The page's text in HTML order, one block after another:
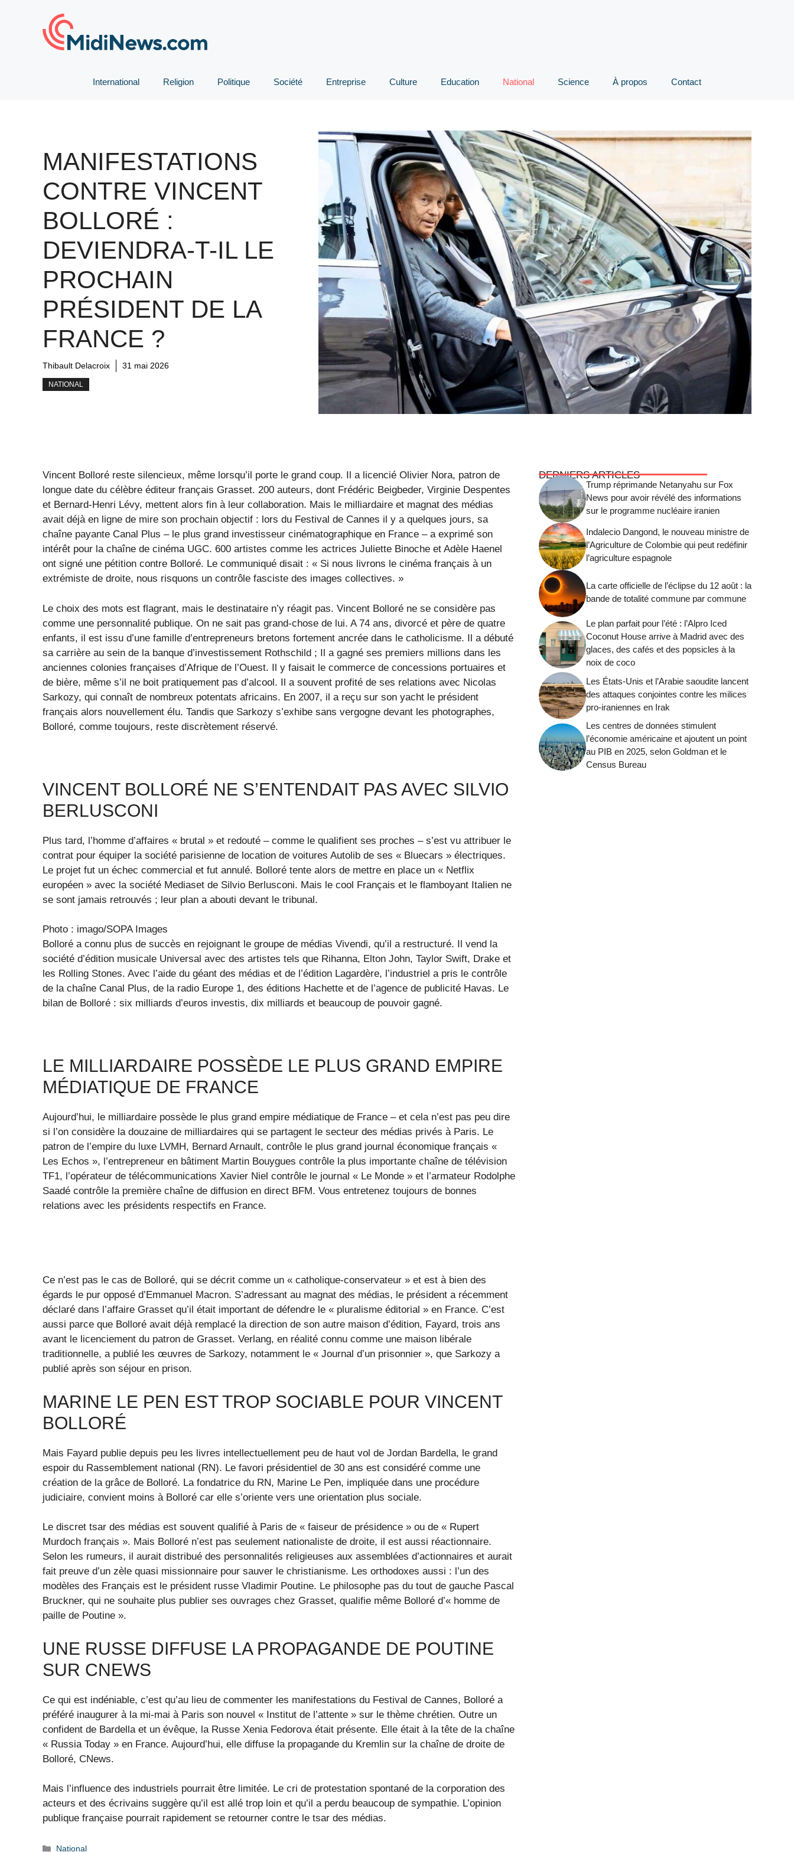
International Religion Politique Société Entreprise Culture Education National Science À propos Contact
MANIFESTATIONS
CONTRE VINCENT
BOLLORÉ :
DEVIENDRA-T-IL LE
PROCHAIN
PRÉSIDENT DE LA
FRANCE ?
Thibault Delacroix 31 mai 2026
NATIONAL
Vincent Bolloré reste silencieux, même lorsqu’il porte le grand coup. Il a licencié Olivier Nora, patron de
longue date du célèbre éditeur français Grasset. 200 auteurs, dont Frédéric Beigbeder, Virginie Despentes
et Bernard-Henri Lévy, mettent alors fin à leur collaboration. Mais le milliardaire et magnat des médias
avait déjà en ligne de mire son prochain objectif : lors du Festival de Cannes il y a quelques jours, sa
chaîne payante Canal Plus – le plus grand investisseur cinématographique en France – a exprimé son
intérêt pour la chaîne de cinéma UGC. 600 artistes comme les actrices Juliette Binoche et Adèle Haenel
ont signé une pétition contre Bolloré. Le communiqué disait : « Si nous livrons le cinéma français à un
extrémiste de droite, nous risquons un contrôle fasciste des images collectives. »
Le choix des mots est flagrant, mais le destinataire n’y réagit pas. Vincent Bolloré ne se considère pas
comme une personnalité publique. On ne sait pas grand-chose de lui. A 74 ans, divorcé et père de quatre
enfants, il est issu d’une famille d’entrepreneurs bretons fortement ancrée dans le catholicisme. Il a débuté
sa carrière au sein de la banque d’investissement Rothschild ; Il a gagné ses premiers millions dans les
anciennes colonies françaises d’Afrique de l’Ouest. Il y faisait le commerce de concessions portuaires et
de bière, même s’il ne boit pratiquement pas d’alcool. Il a souvent profité de ses relations avec Nicolas
Sarkozy, qui connaît de nombreux potentats africains. En 2007, il a reçu sur son yacht le président
français alors nouvellement élu. Tandis que Sarkozy s’exhibe sans vergogne devant les photographes,
Bolloré, comme toujours, reste discrètement réservé.
VINCENT BOLLORÉ NE S’ENTENDAIT PAS AVEC SILVIO
BERLUSCONI
Plus tard, l’homme d’affaires « brutal » et redouté – comme le qualifient ses proches – s’est vu attribuer le
contrat pour équiper la société parisienne de location de voitures Autolib de ses « Bluecars » électriques.
Le projet fut un échec commercial et fut annulé. Bolloré tente alors de mettre en place un « Netflix
européen » avec la société Mediaset de Silvio Berlusconi. Mais le cool Français et le flamboyant Italien ne
se sont jamais retrouvés ; leur plan a abouti devant le tribunal.
Photo : imago/SOPA Images
Bolloré a connu plus de succès en rejoignant le groupe de médias Vivendi, qu’il a restructuré. Il vend la
société d’édition musicale Universal avec des artistes tels que Rihanna, Elton John, Taylor Swift, Drake et
les Rolling Stones. Avec l’aide du géant des médias et de l’édition Lagardère, l’industriel a pris le contrôle
de la chaîne Canal Plus, de la radio Europe 1, des éditions Hachette et de l’agence de publicité Havas. Le
bilan de Bolloré : six milliards d’euros investis, dix milliards et beaucoup de pouvoir gagné.
LE MILLIARDAIRE POSSÈDE LE PLUS GRAND EMPIRE
MÉDIATIQUE DE FRANCE
Aujourd’hui, le milliardaire possède le plus grand empire médiatique de France – et cela n’est pas peu dire
si l’on considère la douzaine de milliardaires qui se partagent le secteur des médias privés à Paris. Le
patron de l’empire du luxe LVMH, Bernard Arnault, contrôle le plus grand journal économique français «
Les Echos », l’entrepreneur en bâtiment Martin Bouygues contrôle la plus importante chaîne de télévision
TF1, l’opérateur de télécommunications Xavier Niel contrôle le journal « Le Monde » et l’armateur Rodolphe
Saadé contrôle la première chaîne de diffusion en direct BFM. Vous entretenez toujours de bonnes
relations avec les présidents respectifs en France.
Ce n’est pas le cas de Bolloré, qui se décrit comme un « catholique-conservateur » et est à bien des
égards le pur opposé d’Emmanuel Macron. S’adressant au magnat des médias, le président a récemment
déclaré dans l’affaire Grasset qu’il était important de défendre le « pluralisme éditorial » en France. C’est
aussi parce que Bolloré avait déjà remplacé la direction de son autre maison d’édition, Fayard, trois ans
avant le licenciement du patron de Grasset. Verlang, en réalité connu comme une maison libérale
traditionnelle, a publié les œuvres de Sarkozy, notamment le « Journal d’un prisonnier », que Sarkozy a
publié après son séjour en prison.
MARINE LE PEN EST TROP SOCIABLE POUR VINCENT
BOLLORÉ
Mais Fayard publie depuis peu les livres intellectuellement peu de haut vol de Jordan Bardella, le grand
espoir du Rassemblement national (RN). Le favori présidentiel de 30 ans est considéré comme une
création de la grâce de Bolloré. La fondatrice du RN, Marine Le Pen, impliquée dans une procédure
judiciaire, convient moins à Bolloré car elle s’oriente vers une orientation plus sociale.
Le discret tsar des médias est souvent qualifié à Paris de « faiseur de présidence » ou de « Rupert
Murdoch français ». Mais Bolloré n’est pas seulement nationaliste de droite, il est aussi réactionnaire.
Selon les rumeurs, il aurait distribué des personnalités religieuses aux assemblées d’actionnaires et aurait
fait preuve d’un zèle quasi missionnaire pour sauver le christianisme. Les orthodoxes aussi : l’un des
modèles des Français est le président russe Vladimir Poutine. Le philosophe pas du tout de gauche Pascal
Bruckner, qui ne souhaite plus publier ses ouvrages chez Grasset, qualifie même Bolloré d’« homme de
paille de Poutine ».
UNE RUSSE DIFFUSE LA PROPAGANDE DE POUTINE
SUR CNEWS
Ce qui est indéniable, c’est qu’au lieu de commenter les manifestations du Festival de Cannes, Bolloré a
préféré inaugurer à la mi-mai à Paris son nouvel « Institut de l’attente » sur le thème chrétien. Outre un
confident de Bardella et un évêque, la Russe Xenia Fedorova était présente. Elle était à la tête de la chaîne
« Russia Today » en France. Aujourd’hui, elle diffuse la propagande du Kremlin sur la chaîne de droite de
Bolloré, CNews.
Mais l’influence des industriels pourrait être limitée. Le cri de protestation spontané de la corporation des
acteurs et des écrivains suggère qu’il est allé trop loin et qu’il a perdu beaucoup de sympathie. L’opinion
publique française pourrait rapidement se retourner contre le tsar des médias.
Catégories
National
DERNIERS ARTICLES
Trump réprimande Netanyahu sur Fox
News pour avoir révélé des informations
sur le programme nucléaire iranien
Indalecio Dangond, le nouveau ministre de
l’Agriculture de Colombie qui peut redéfinir
l’agriculture espagnole
La carte officielle de l’éclipse du 12 août : la
bande de totalité commune par commune
Le plan parfait pour l’été : l’Alpro Iced
Coconut House arrive à Madrid avec des
glaces, des cafés et des popsicles à la
noix de coco
Les États-Unis et l’Arabie saoudite lancent
des attaques conjointes contre les milices
pro-iraniennes en Irak
Les centres de données stimulent
l’économie américaine et ajoutent un point
au PIB en 2025, selon Goldman et le
Census Bureau